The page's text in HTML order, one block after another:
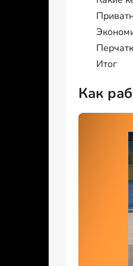
Итог
Как